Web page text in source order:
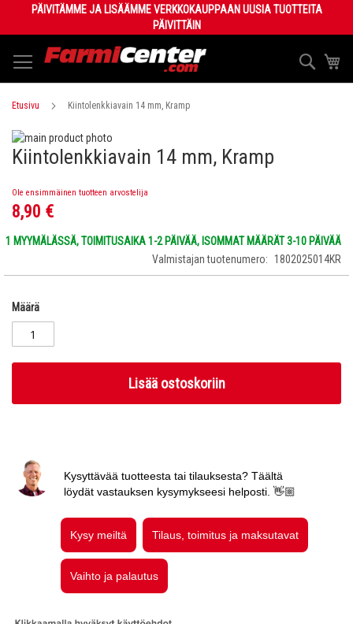
Content
PÄIVITÄMME JA LISÄÄMME VERKKOKAUPPAAN UUSIA TUOTTEITA
PÄIVITTÄIN
Haku
Etusivu Kiintolenkkiavain 14 mm, Kramp
Skip
to
the
images
gallery
Skip
of
images
Kiintolenkkiavain 14 mm, Kramp
Ole ensimmäinen tuotteen arvostelija
8,90 €
1 MYYMÄLÄSSÄ, TOIMITUSAIKA 1-2 PÄIVÄÄ, ISOMMAT MÄÄRÄT 3-10 PÄIVÄÄ
Valmistajan tuotenumero
1802025014KR
Määrä
Lisää ostoskoriin